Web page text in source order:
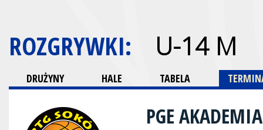
ROZGRYWKI: U-14 M
DRUŻYNY HALE TABELA
PGE